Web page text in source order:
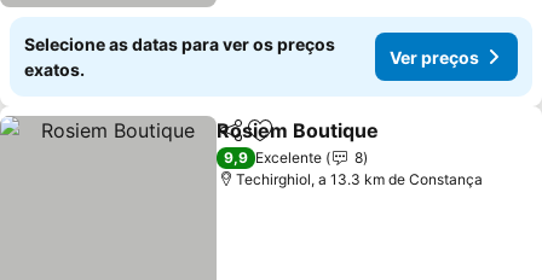
Selecione as datas para ver os preços
exatos.
Ver preços
PartilharAdicionar aos favoritos
Rosiem Boutique
9,9 Excelente
8
Techirghiol, a 13.3 km de Constança